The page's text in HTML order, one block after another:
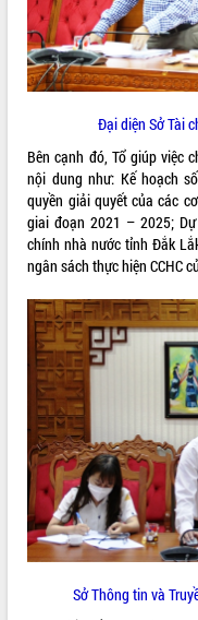
Khám bệnh, cấp phát thuốc
và tặng quà người dân xã Cư Pui
Hội nghị UBND tỉnh Đắk Lắk
Nam Anh hùng” và trao Huân
Lao động
UBND tỉnh Đắk Lắk triển khai
vụ 6 tháng cuối năm 2026
Kỳ họp thứ Hai, Hội đồng nhân
quan trọng
Bí thư Tỉnh ủy Lương Nguyễn
Triết thăm, tặng quà người có
cách mạng
Rà soát, hoàn thiện hệ thống
văn hóa, thể thao đáp ứng yêu
phát triển mới
Thường trực HĐND tỉnh Đắk
mặt Đoàn chuyên gia y tế TP. Hồ
Minh
Lễ truy điệu và an táng hài cốt
tại Nghĩa trang Liệt sĩ xã Sơn
Bàn giải pháp tháo gỡ khó khăn
ALBUM ẢNH
LIÊN KẾT WEB
THỐNG KÊ TRUY CẬP
66049970
Đại diện Sở Tài
Bên cạnh đó, Tổ giúp việc
nội dung như: Kế hoạch
quyền giải quyết của các
giai đoạn 2021 – 2025;
chính nhà nước tỉnh Đắk
ngân sách thực hiện CCHC
Sở Thông tin và